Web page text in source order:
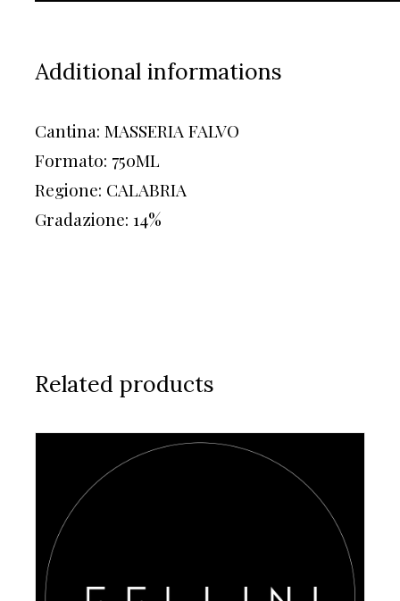
Additional informations
Cantina: MASSERIA FALVO
Formato: 750ML
Regione: CALABRIA
Gradazione: 14%
Related products